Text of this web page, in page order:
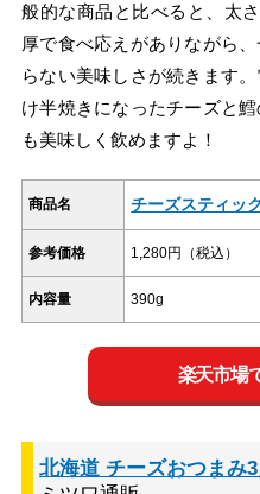
般的な商品と比べると、太
厚で食べ応えがありながら
らない美味しさが続きます
け半焼きになったチーズと
も美味しく飲めますよ！
商品名 チーズスティック
参考価格 1,280円（税込）
内容量 390g
楽天市場
北海道 チーズおつまみ